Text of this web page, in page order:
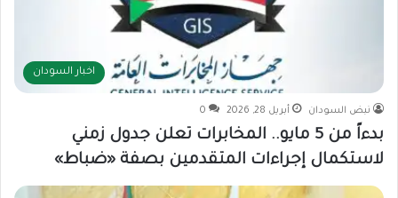
اخبار السودان
نبض السودان أبريل 28, 2026 0
بدءاً من 5 مايو.. المخابرات تعلن جدول زمني
لاستكمال إجراءات المتقدمين بصفة «ضباط»